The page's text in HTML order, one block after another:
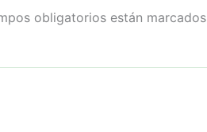
obligatorios están marcados